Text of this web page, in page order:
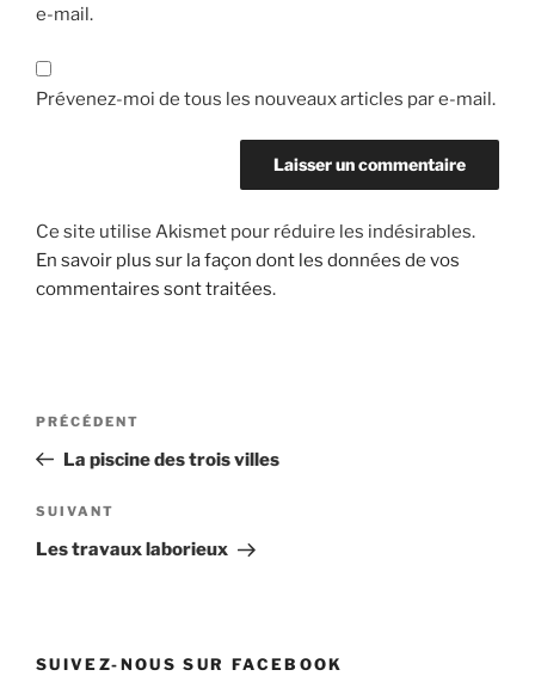
e-mail.
Prévenez-moi de tous les nouveaux articles par e-mail.
Ce site utilise Akismet pour réduire les indésirables.
En savoir plus sur la façon dont les données de vos
commentaires sont traitées.
Navigation
l’article
Article
précédent
PRÉCÉDENT
La piscine des trois villes
Article
suivant
SUIVANT
Les travaux laborieux
SUIVEZ-NOUS SUR FACEBOOK